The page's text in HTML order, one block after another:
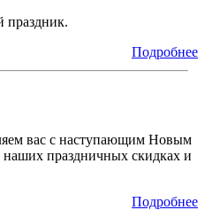
праздник.
Подробнее
вас с наступающим Новым
наших праздничных скидках и
Подробнее